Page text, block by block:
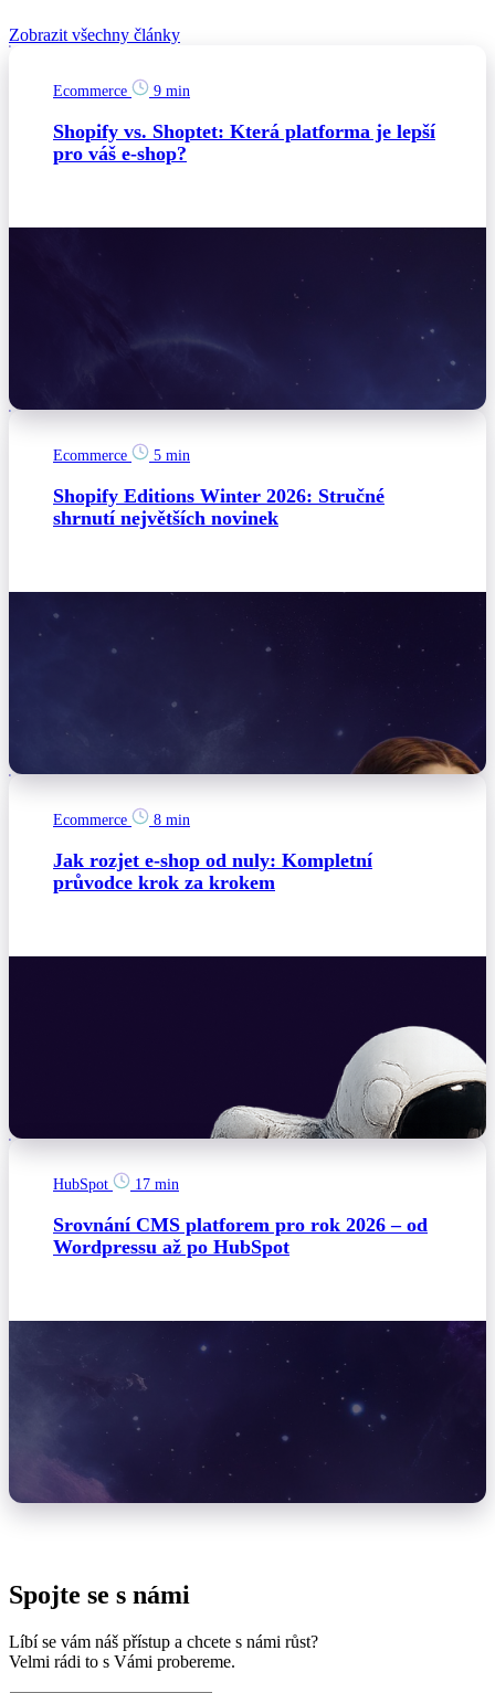
Zobrazit všechny články
Ecommerce 9 min
Shopify vs. Shoptet: Která platforma je lepší
pro váš e-shop?
Ecommerce 5 min
Shopify Editions Winter 2026: Stručné
shrnutí největších novinek
Ecommerce 8 min
Jak rozjet e-shop od nuly: Kompletní
průvodce krok za krokem
HubSpot 17 min
Srovnání CMS platforem pro rok 2026 – od
Wordpressu až po HubSpot
Spojte se s námi
Líbí se vám náš přístup a chcete s námi růst?
Velmi rádi to s Vámi probereme.